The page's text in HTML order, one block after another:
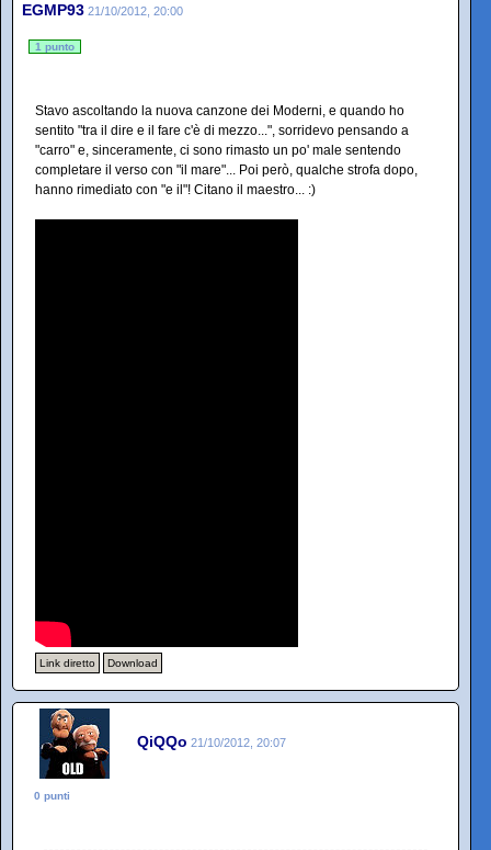
EGMP93 21/10/2012, 20:00
1 punto
Stavo ascoltando la nuova canzone dei Moderni, e quando ho
sentito "tra il dire e il fare c'è di mezzo...", sorridevo pensando a
"carro" e, sinceramente, ci sono rimasto un po' male sentendo
completare il verso con "il mare"... Poi però, qualche strofa dopo,
hanno rimediato con "e il"! Citano il maestro... :)
Link diretto Download
QiQQo 21/10/2012, 20:07
0 punti